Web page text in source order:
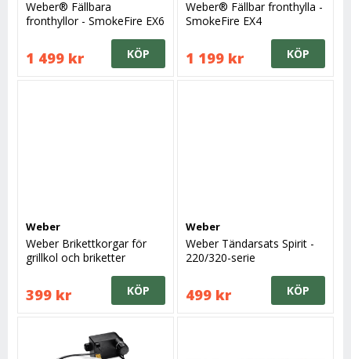
Weber® Fällbara
fronthyllor - SmokeFire EX6
1 499 kr KÖP
Weber® Fällbar fronthylla -
SmokeFire EX4
1 199 kr KÖP
Weber
Weber Brikettkorgar för
grillkol och briketter
399 kr KÖP
Weber
Weber Tändarsats Spirit -
220/320-serie
499 kr KÖP